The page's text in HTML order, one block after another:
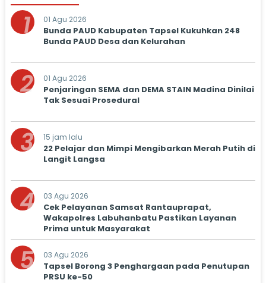
1 01 Agu 2026
Bunda PAUD Kabupaten Tapsel Kukuhkan 248
Bunda PAUD Desa dan Kelurahan
2 01 Agu 2026
Penjaringan SEMA dan DEMA STAIN Madina Dinilai
Tak Sesuai Prosedural
3 15 jam lalu
22 Pelajar dan Mimpi Mengibarkan Merah Putih di
Langit Langsa
4 03 Agu 2026
Cek Pelayanan Samsat Rantauprapat,
Wakapolres Labuhanbatu Pastikan Layanan
Prima untuk Masyarakat
5 03 Agu 2026
Tapsel Borong 3 Penghargaan pada Penutupan
PRSU ke-50